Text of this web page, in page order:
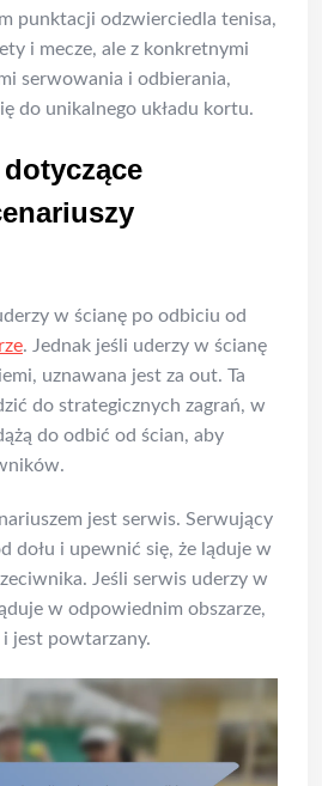
punktacji odzwierciedla tenisa,
i mecze, ale z konkretnymi
serwowania i odbierania,
do unikalnego układu kortu.
w ścianę po odbiciu od
. Jednak jeśli uderzy w ścianę
uznawana jest za out. Ta
do strategicznych zagrań, w
do odbić od ścian, aby
jest serwis. Serwujący
dołu i upewnić się, że ląduje w
Jeśli serwis uderzy w
w odpowiednim obszarze,
jest powtarzany.